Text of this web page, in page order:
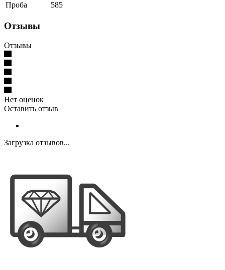
Проба
585
Отзывы
Отзывы
Нет оценок
Оставить отзыв
Загрузка отзывов...